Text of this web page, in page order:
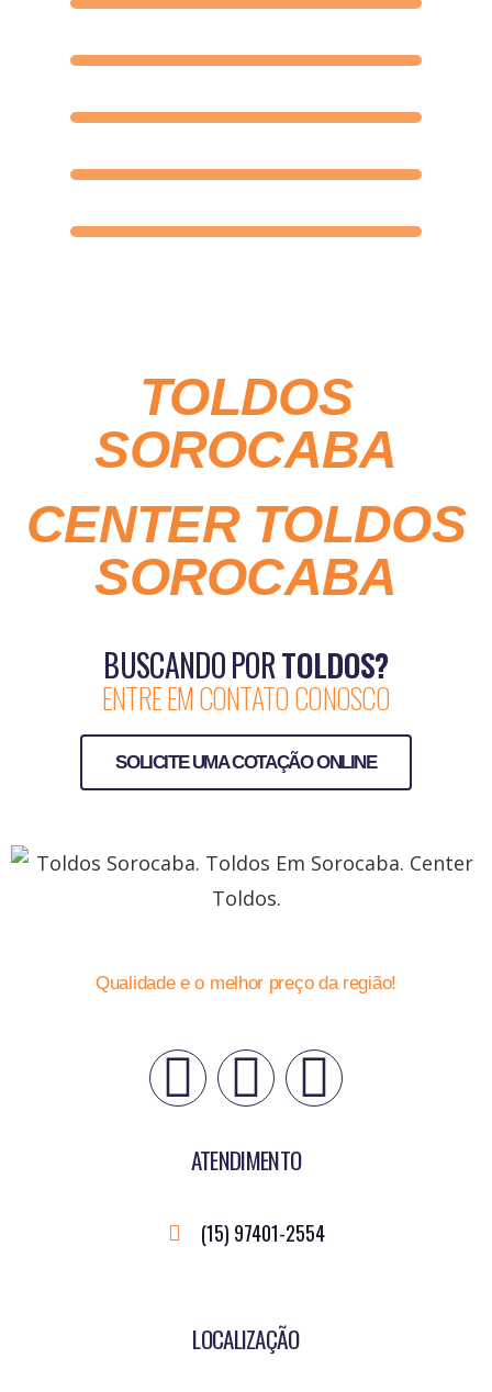
TOLDOS
SOROCABA
CENTER TOLDOS
SOROCABA
BUSCANDO PORTOLDOS?
ENTRE EM CONTATO CONOSCO
SOLICITE UMA COTAÇÃO ONLINE
Qualidade e o melhor preço da região!
ATENDIMENTO
(15) 97401-2554
LOCALIZAÇÃO